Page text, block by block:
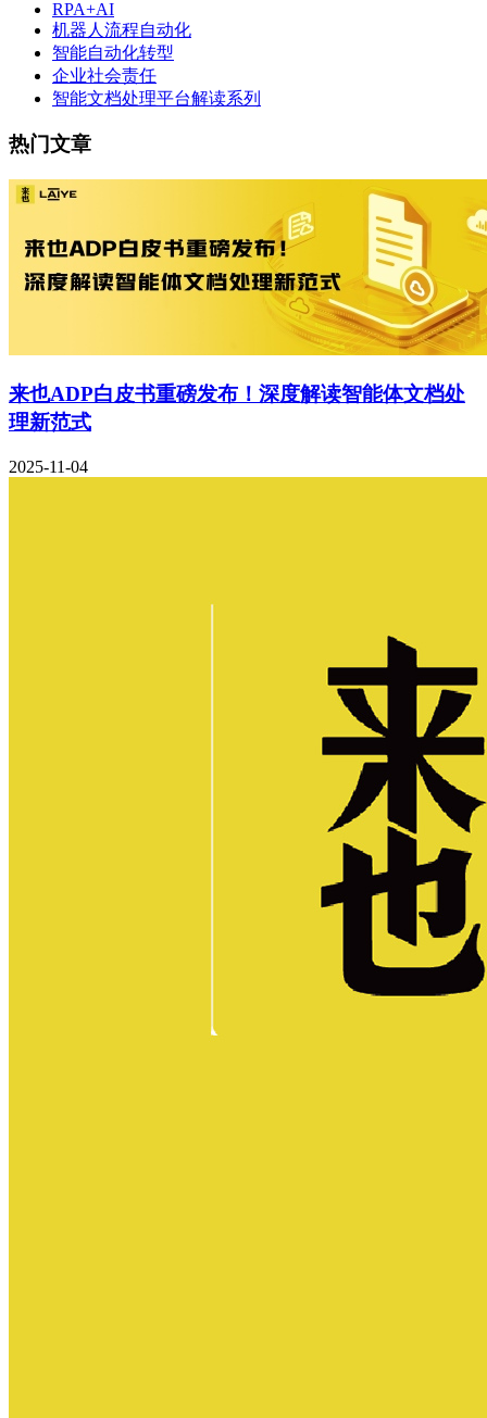
RPA+AI
机器人流程自动化
智能自动化转型
企业社会责任
智能文档处理平台解读系列
热门文章
来也ADP白皮书重磅发布！深度解读智能体文档处
理新范式
2025-11-04